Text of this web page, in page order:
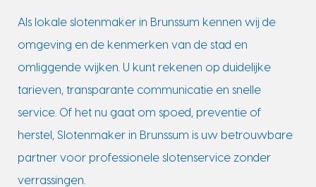
Als lokale slotenmaker in Brunssum kennen wij de
omgeving en de kenmerken van de stad en
omliggende wijken. U kunt rekenen op duidelijke
tarieven, transparante communicatie en snelle
service. Of het nu gaat om spoed, preventie of
herstel, Slotenmaker in Brunssum is uw betrouwbare
partner voor professionele slotenservice zonder
verrassingen.